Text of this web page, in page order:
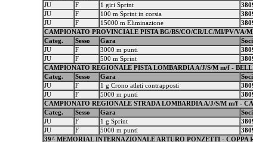
JU
F 1 giri Sprint
JU
F 100 m Sprint in corsia
JU
F 15000 m Eliminazione
CAMPIONATO PROVINCIALE PISTA BG/BS/CO/CR/LC/MI/PV/VA/
Categ.
Sesso Gara
JU
F 3000 m punti
JU
F 500 m Sprint
CAMPIONATO REGIONALE PISTA LOMBARDIA A/J/S/M m/f -
Categ.
Sesso Gara
JU
F 1 g Crono atleti contrapposti
JU
F 5000 m punti
CAMPIONATO REGIONALE STRADA LOMBARDIA A/J/S/M m/f -
Categ.
Sesso Gara
JU
F 1 g Sprint
JU
F 5000 m punti
39^ MEMORIAL INTERNAZIONALE ARTURO PONZETTI - COPPA